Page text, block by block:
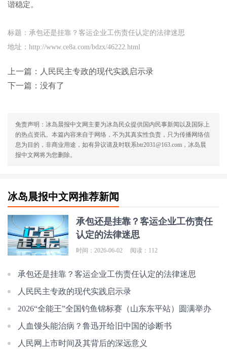
谐稳定。
标题：承包还是挂靠？客运企业工伤责任认定的法律迷思
地址：http://www.ce8a.com/bdzx/46222.html
上一篇：
人民民主专政的现代实践启示录
下一篇：没有了
免责声明：冰岛晨报中文网主要为冰岛民众提供国内民事新闻以及国际上
的热点资讯。本篇内容来自于网络，不为其真实性负责，只为传播网络信
息为目的，非商业用途，如有异议请及时联系btr2031@163.com，冰岛晨
报中文网将为您删除。
冰岛晨报中文网推荐新闻
承包还是挂靠？客运企业工伤责任
认定的法律迷思
时间：2026-06-02 阅读：112
承包还是挂靠？客运企业工伤责任认定的法律迷思
人民民主专政的现代实践启示录
2026“全能王”全国钓鱼锦标赛（山东东平站）圆满举办
人血馒头能治病？鲁迅开给旧中国的诊断书
人民网上市时间及其背后的深远意义